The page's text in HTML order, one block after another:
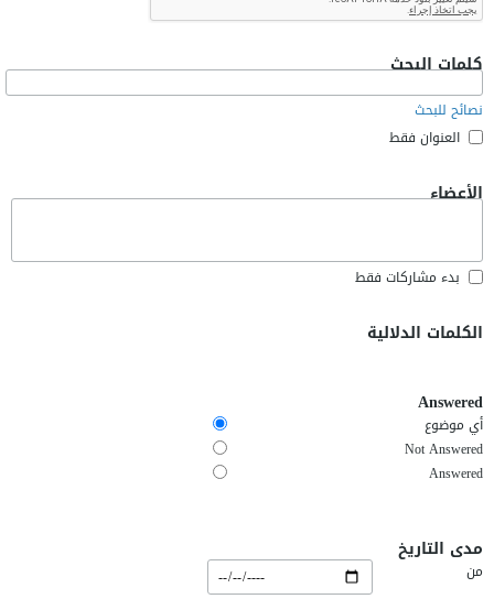
كلمات البحث
نصائح للبحث
العنوان فقط
الأعضاء
بدء مشاركات فقط
الكلمات الدلالية
Answered
أي موضوع
Not Answered
Answered
مدى التاريخ
من